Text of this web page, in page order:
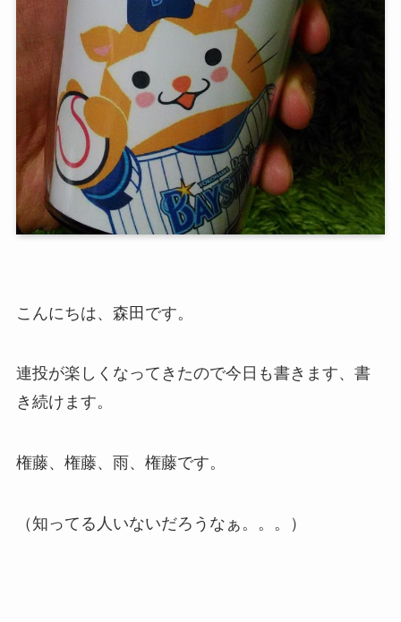
こんにちは、森田です。
連投が楽しくなってきたので今日も書きます、書
き続けます。
権藤、権藤、雨、権藤です。
（知ってる人いないだろうなぁ。。。）